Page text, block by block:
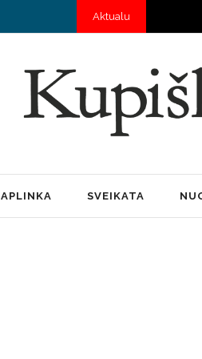
Aktualu
TARTU MOKYKLOSE
APLINKA SVEIKATA